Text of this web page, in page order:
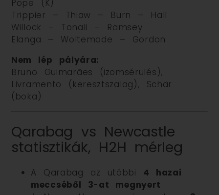
Pope (K)
Trippier – Thiaw – Burn – Hall
Willock – Tonali – Ramsey
Elanga – Woltemade – Gordon
Nem lép pályára:
Bruno Guimarães (izomsérülés),
Livramento (keresztszalag), Schär
(boka)
Qarabag vs Newcastle
statisztikák, H2H mérleg
A Qarabag az utóbbi 4 hazai
meccséből 3-at megnyert